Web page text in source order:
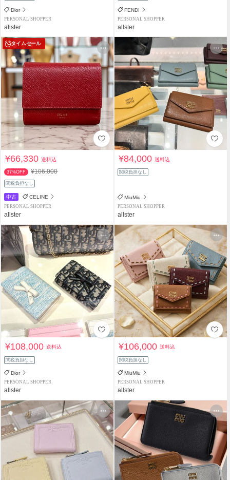
Dior
PERSONAL SHOPPER
allster
FENDI
PERSONAL SHOPPER
allster
タイムセール
¥66,330送料込
37%OFF ¥106,000
関税負担なし
中古 CELINE
PERSONAL SHOPPER
allster
¥84,000送料込
関税負担なし
MiuMiu
PERSONAL SHOPPER
allster
¥108,000送料込
関税負担なし
Dior
PERSONAL SHOPPER
allster
¥106,000送料込
関税負担なし
MiuMiu
PERSONAL SHOPPER
allster